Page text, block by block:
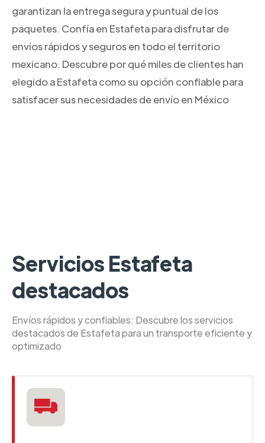
garantizan la entrega segura y puntual de los
paquetes. Confía en Estafeta para disfrutar de
envíos rápidos y seguros en todo el territorio
mexicano. Descubre por qué miles de clientes han
elegido a Estafeta como su opción confiable para
satisfacer sus necesidades de envío en México
Servicios Estafeta
destacados
Envíos rápidos y confiables: Descubre los servicios
destacados de Estafeta para un transporte eficiente y
optimizado